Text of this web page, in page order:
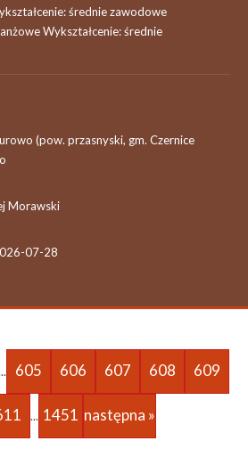
średnie zawodowe
Wykształcenie: średnie
(pow. przasnyski, gm. Czernice
Morawski
07-28
605 606 607 608 609
... 1451 następna »